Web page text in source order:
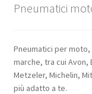
Pneumatici
Pneumatici per
marche, tra cui Avon,
Metzeler, Michelin,
più adatto a te.